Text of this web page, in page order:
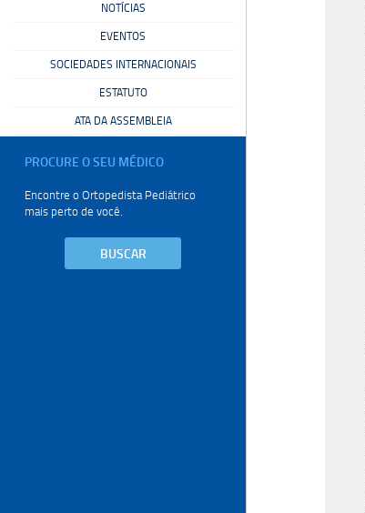
NOTÍCIAS
EVENTOS
SOCIEDADES INTERNACIONAIS
ESTATUTO
ATA DA ASSEMBLEIA
PROCURE O SEU MÉDICO
Encontre o OrtopedistaPediátrico
mais perto de você.
BUSCAR